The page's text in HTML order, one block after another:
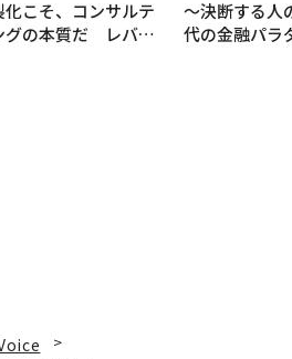
化こそ、コンサルテ
グの本質だ レバレ
〜決断する人
代の金融パラ